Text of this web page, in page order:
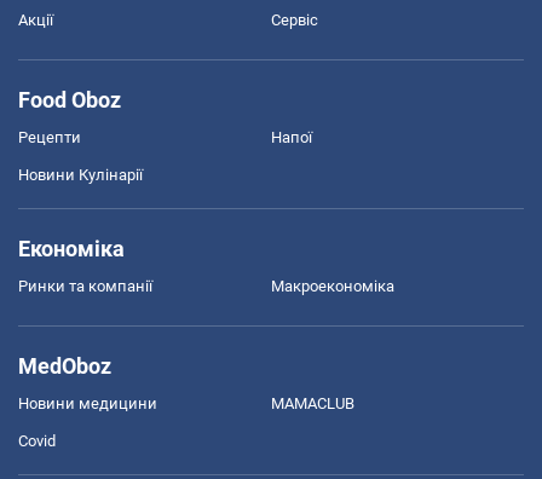
Акції Сервіс
Food Oboz
Рецепти Напої
Новини Кулінарії
Економіка
Ринки та компанії Макроекономіка
MedOboz
Новини медицини MAMACLUB
Covid